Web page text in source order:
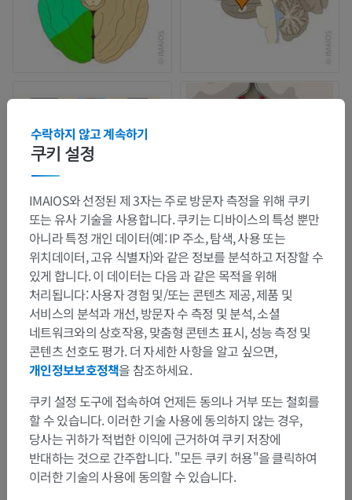
쿠키 설정
수락하지 않고 계속하기
IMAIOS와 선정된 제 3자는 주로 방문자 측정을 위해 쿠키
또는 유사 기술을 사용합니다. 쿠키는 디바이스의 특성 뿐만
아니라 특정 개인 데이터(예: IP 주소, 탐색, 사용 또는
위치데이터, 고유 식별자)와 같은 정보를 분석하고 저장할 수
있게 합니다. 이 데이터는 다음 과 같은 목적을 위해
처리됩니다: 사용자 경험 및/또는 콘텐츠 제공, 제품 및
서비스의 분석과 개선, 방문자 수 측정 및 분석, 소셜
네트워크와의 상호작용, 맞춤형 콘텐츠 표시, 성능 측정 및
콘텐츠 선호도 평가. 더 자세한 사항을 알고 싶으면,
개인정보보호정책을 참조하세요.
쿠키 설정 도구에 접속하여 언제든 동의나 거부 또는 철회를
할 수 있습니다. 이러한 기술 사용에 동의하지 않는 경우,
당사는 귀하가 적법한 이익에 근거하여 쿠키 저장에
반대하는 것으로 간주합니다. "모든 쿠키 허용"을 클릭하여
이러한 기술의 사용에 동의할 수 있습니다.